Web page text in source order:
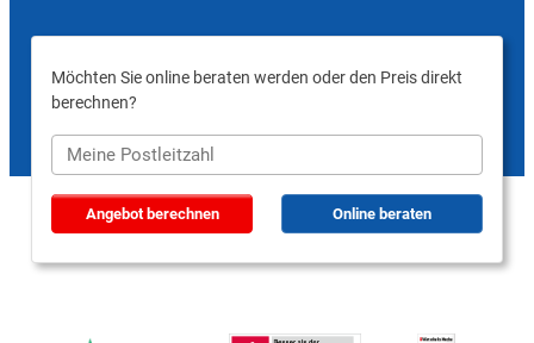
Möchten Sie online beraten werden oder den Preis direkt
berechnen?
Angebot berechnen Online beraten